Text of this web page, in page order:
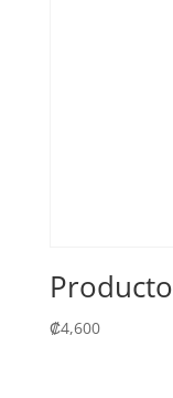
Producto
₡4,600